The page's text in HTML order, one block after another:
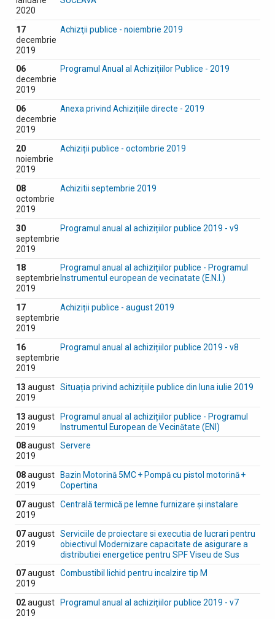
2020
17
decembrie
2019
Achizţii publice - noiembrie 2019
06
decembrie
2019
Programul Anual al Achizițiilor Publice - 2019
06
decembrie
2019
Anexa privind Achizițiile directe - 2019
20
noiembrie
2019
Achiziții publice - octombrie 2019
08
octombrie
2019
Achizitii septembrie 2019
30
septembrie
2019
Programul anual al achizițiilor publice 2019 - v9
18
septembrie
2019
Programul anual al achizițiilor publice - Programul
Instrumentul european de vecinatate (E.N.I.)
17
septembrie
2019
Achiziții publice - august 2019
16
septembrie
2019
Programul anual al achizițiilor publice 2019 - v8
13 august
2019
Situația privind achizițiile publice din luna iulie 2019
13 august
2019
Programul anual al achizițiilor publice - Programul
Instrumentul European de Vecinătate (ENI)
08august
2019
Servere
08august
2019
Bazin Motorină 5MC + Pompă cu pistol motorină +
Copertina
07august
2019
Centrală termică pe lemne furnizare şi instalare
07august
2019
Serviciile de proiectare si executia de lucrari pentru
obiectivul Modernizare capacitate de asigurare a
distributiei energetice pentru SPF Viseu de Sus
07august
2019
Combustibil lichid pentru incalzire tip M
02august
2019
Programul anual al achizițiilor publice 2019 - v7